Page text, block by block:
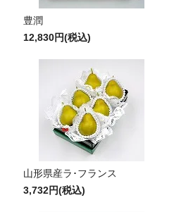
豊潤
12,830円(税込)
山形県産ラ･フランス
3,732円(税込)